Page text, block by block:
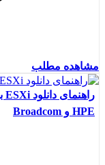
مشاهده مطلب
HPE و Broadcom